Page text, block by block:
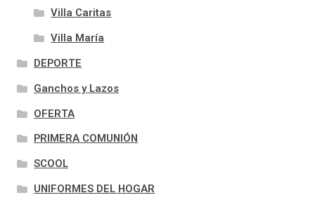
Villa Caritas
Villa María
DEPORTE
Ganchos y Lazos
OFERTA
PRIMERA COMUNIÓN
SCOOL
UNIFORMES DEL HOGAR